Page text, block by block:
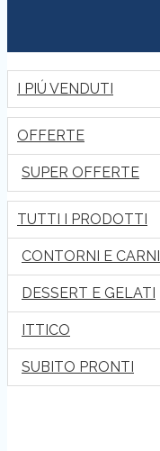
I PIÚ VENDUTI
OFFERTE
SUPER OFFERTE
TUTTI I PRODOTTI
CONTORNI E CARNI
DESSERT E GELATI
ITTICO
SUBITO PRONTI